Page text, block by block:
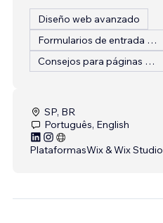
Diseño web avanzado
Formularios de entrada personalizados
Consejos para páginas web
SP, BR
Português, English
PlataformasWix & Wix Studio